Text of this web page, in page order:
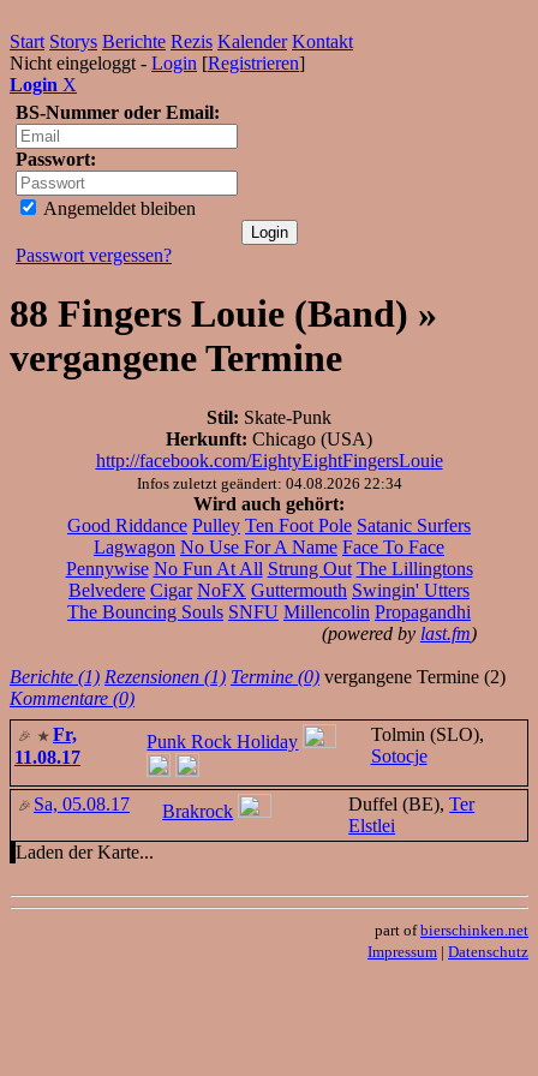
Start Storys Berichte Rezis Kalender Kontakt
Nicht eingeloggt - Login [Registrieren]
Login X
BS-Nummer oder Email:
Passwort:
Angemeldet bleiben
Passwort vergessen?
88 Fingers Louie (Band) »
vergangene Termine
Stil: Skate-Punk
Herkunft: Chicago (USA)
http://facebook.com/EightyEightFingersLouie
Infos zuletzt geändert: 04.08.2026 22:34
Wird auch gehört:
Good Riddance Pulley Ten Foot Pole Satanic Surfers
Lagwagon No Use For A Name Face To Face
Pennywise No Fun At All Strung Out The Lillingtons
Belvedere Cigar NoFX Guttermouth Swingin' Utters
The Bouncing Souls SNFU Millencolin Propagandhi
(powered by last.fm)
Berichte (1) Rezensionen (1) Termine (0) vergangene Termine (2)
Kommentare (0)
Fr,
11.08.17
Punk Rock Holiday
Tolmin (SLO),
Sotocje
Sa, 05.08.17 Brakrock Duffel (BE),Ter
Elstlei
Laden der Karte...
part ofbierschinken.net
Impressum | Datenschutz